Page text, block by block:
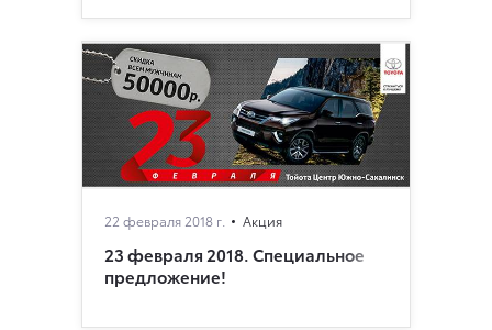
22 февраля 2018 г. Акция
23 февраля 2018. Специальное
предложение!